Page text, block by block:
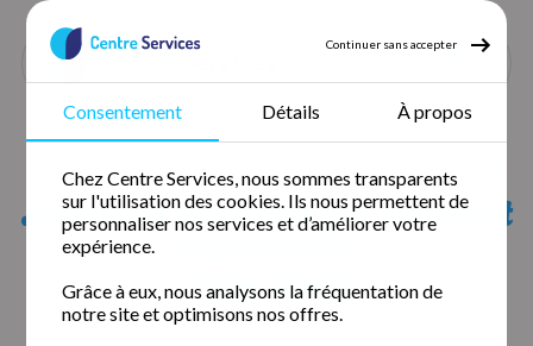
Continuer sans accepter
Consentement Détails À propos
Chez Centre Services, nous sommes transparents
sur l'utilisation des cookies. Ils nous permettent de
personnaliser nos services et d’améliorer votre
expérience.
Grâce à eux, nous analysons la fréquentation de
notre site et optimisons nos offres.
Repassage Ennezat
Liste des agences qui peuvent
intervenir
chez vous